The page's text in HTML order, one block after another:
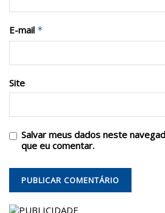
E-mail *
Site
Salvar meus dados neste
que eu comentar.